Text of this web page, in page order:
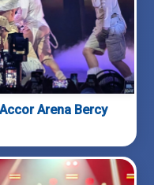
Arena Bercy